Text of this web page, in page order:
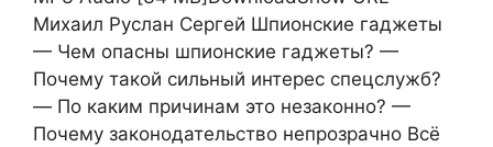
Михаил Руслан Сергей Шпионские гаджеты
— Чем опасны шпионские гаджеты? —
Почему такой сильный интерес спецслужб?
— По каким причинам это незаконно? —
Почему законодательство непрозрачно Всё